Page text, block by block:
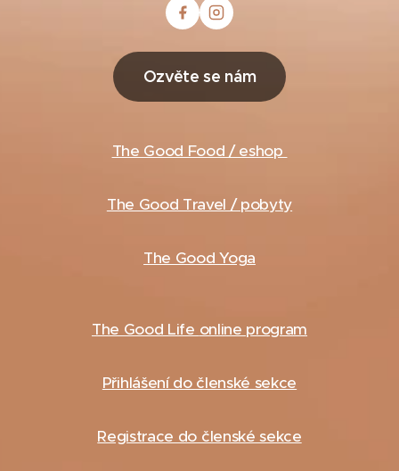
Ozvěte se nám
The Good Food / eshop
The Good Travel / pobyty
The Good Yoga
The Good Life online program
Přihlášení do členské sekce
Registrace do členské sekce